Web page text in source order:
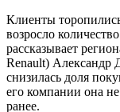
Клиенты
возросло
рассказывает
Renault) Александр
снизилась доля
его компании она
ранее.